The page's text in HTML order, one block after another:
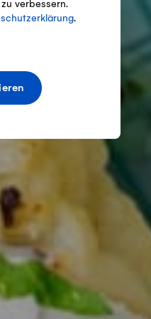
verbessern.
.